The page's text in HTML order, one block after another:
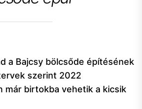
a Bajcsy bölcsőde építésének
szerint 2022
már birtokba vehetik a kicsik